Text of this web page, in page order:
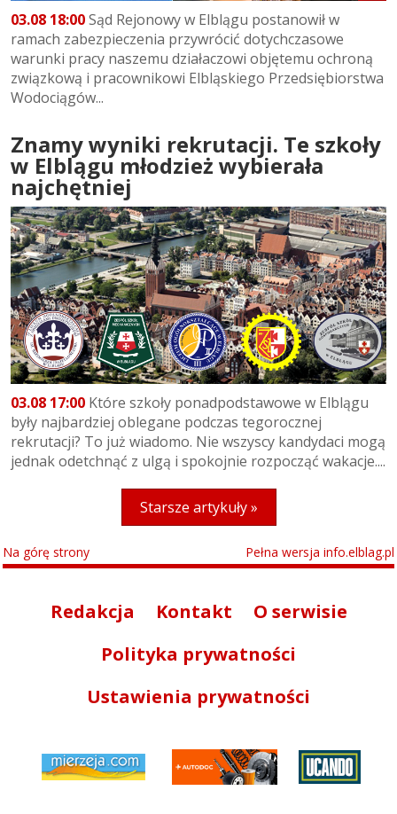
03.08 18:00Sąd Rejonowy w Elblągu postanowił w
ramach zabezpieczenia przywrócić dotychczasowe
warunki pracy naszemu działaczowi objętemu ochroną
związkową i pracownikowi Elbląskiego Przedsiębiorstwa
Wodociągów...
Znamy wyniki rekrutacji. Te szkoły
w Elblągu młodzież wybierała
najchętniej
03.08 17:00 Które szkoły ponadpodstawowe w Elblągu
były najbardziej oblegane podczas tegorocznej
rekrutacji? To już wiadomo. Nie wszyscy kandydaci mogą
jednak odetchnąć z ulgą i spokojnie rozpocząć wakacje....
Starsze artykuły »
Na górę strony Pełna wersja info.elblag.pl
Redakcja Kontakt
O serwisie
Polityka prywatności
Ustawienia prywatności